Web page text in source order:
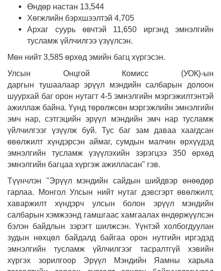
Өндөр настан 13,544
Хөгжлийн бэрхшээлтэй 4,705
Архаг суурь өвчтэй 11,650 иргэнд эмнэлгийн
тусламж үйлчилгээ үзүүлсэн.
Мөн нийт 3,585 өрхөд эмийн багц хүргэсэн.
Улсын Онцгой Комисс (УОК)-ын
даргын тушаалаар эрүүл мэндийн салбарын долоон
шуурхай баг орон нутагт 4-5 эмнэлгийн мэргэжилтэнтэй
ажиллаж байна. Үүнд төрөлжсөн мэргэжлийн эмнэлгийн
эмч нар, сэтгэцийн эрүүл мэндийн эмч нар тусламж
үйлчилгээг үзүүлж буй. Тус баг зам даваа хаагдсан
өвөлжилт хүндэрсэн аймаг, сумдын малчин өрхүүдэд
эмнэлгийн тусламж үзүүлэхийн зэрэгцээ 350 өрхөд
эмнэлгийн багцаа хүргэж ажилласан" гэв.
Түүнчлэн "Эрүүл мэндийн сайдын шийдвэр өнөөдөр
гарлаа.
Монгол Улсын нийт нутаг дэвсгэрт өвөлжилт,
хаваржилт хүндэрч улсын болон эрүүл мэндийн
салбарын хэмжээнд гамшгаас хамгаалах өндөржүүлсэн
бэлэн байдлын зэрэгт шилжсэн. Үүнтэй холбогдуулан
зудын нөхцөл байдалд байгаа орон нутгийн иргэдэд
эмнэлгийн тусламж үйлчилгээг тасралтгүй хэвийн
хүргэх зорилгоор Эрүүл Мэндийн Яамны харьяа